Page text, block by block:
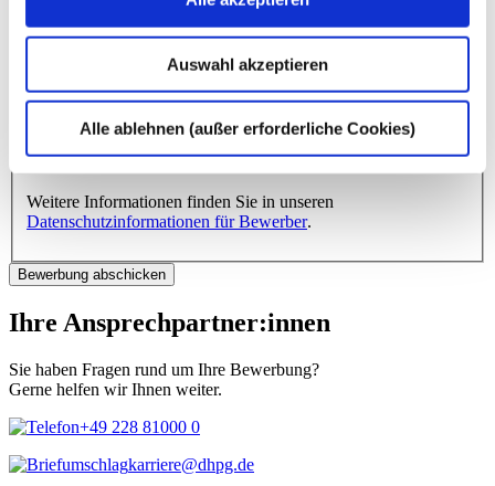
Auswahl akzeptieren
Alle ablehnen (außer erforderliche Cookies)
Mit dem Absenden Ihrer Bewerbung erklären Sie Ihre
Einwilligung, dass wir die von Ihnen freiwillig übermittelten
Daten im Bewerbungsprozess verarbeiten. Die Einwilligung
Weitere Informationen finden Sie in unseren
Datenschutzinformationen für Bewerber.
Ihre Ansprechpartner:innen
Sie haben Fragen rund um Ihre Bewerbung?
Gerne helfen wir Ihnen weiter.
+49 228 81000 0
karriere@dhpg.de